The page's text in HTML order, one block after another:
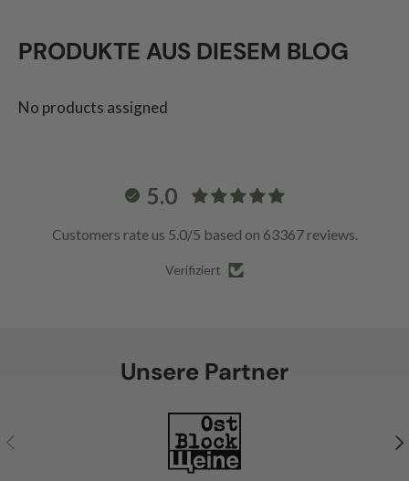
PRODUKTE AUS DIESEM BLOG
No products assigned
5.0
Customers rate us 5.0/5 based on 63367 reviews.
Verifiziert
Unsere Partner
Vorherige